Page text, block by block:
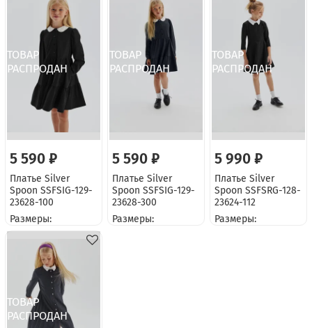
5 590 ₽
Платье Silver
Spoon SSFSIG-129-
23628-100
Размеры:
5 590 ₽
Платье Silver
Spoon SSFSIG-129-
23628-300
Размеры:
5 990 ₽
Платье Silver
Spoon SSFSRG-128-
23624-112
Размеры: